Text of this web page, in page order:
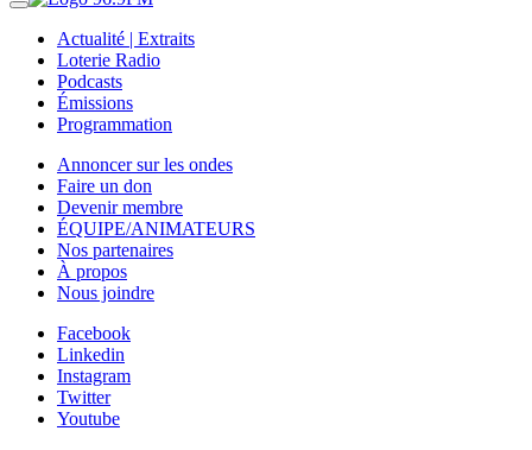
Actualité | Extraits
Loterie Radio
Podcasts
Émissions
Programmation
Annoncer sur les ondes
Faire un don
Devenir membre
ÉQUIPE/ANIMATEURS
Nos partenaires
À propos
Nous joindre
Facebook
Linkedin
Instagram
Twitter
Youtube